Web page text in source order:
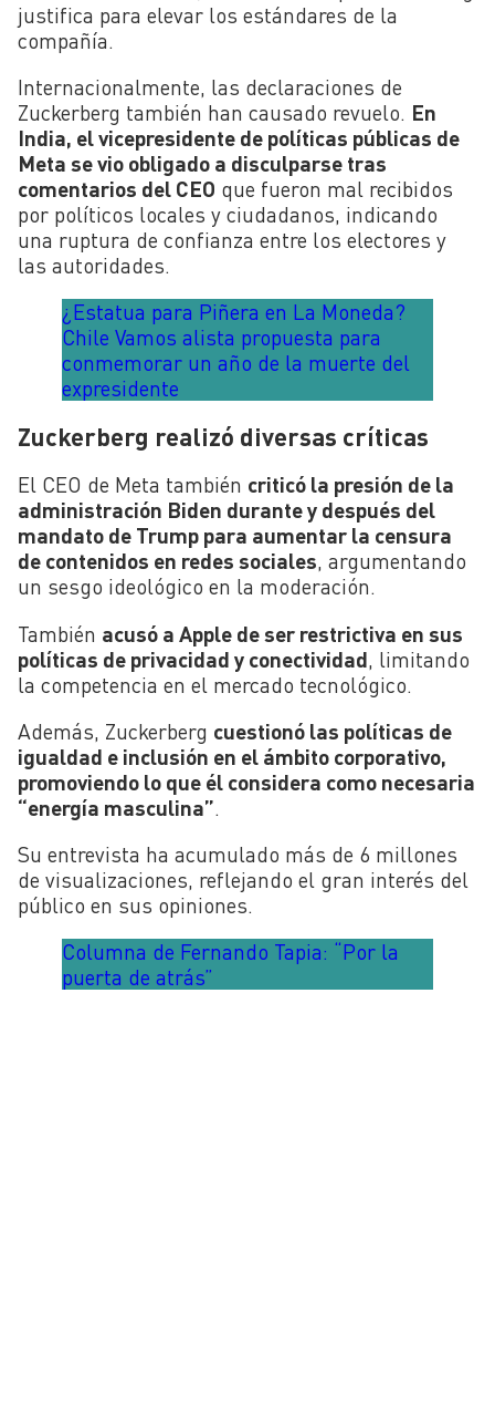
justifica para elevar los estándares de la
compañía.
Internacionalmente, las declaraciones de
Zuckerberg también han causado revuelo. En
India, el vicepresidente de políticas públicas de
Meta se vio obligado a disculparse tras
comentarios del CEO que fueron mal recibidos
por políticos locales y ciudadanos, indicando
una ruptura de confianza entre los electores y
las autoridades.
¿Estatua para Piñera en La Moneda?
Chile Vamos alista propuesta para
conmemorar un año de la muerte del
expresidente
Zuckerberg realizó diversas críticas
El CEO de Meta también criticó la presión de la
administración Biden durante y después del
mandato de Trump para aumentar la censura
de contenidos en redes sociales, argumentando
un sesgo ideológico en la moderación.
También acusó a Apple de ser restrictiva en sus
políticas de privacidad y conectividad, limitando
la competencia en el mercado tecnológico.
Además, Zuckerberg cuestionó las políticas de
igualdad e inclusión en el ámbito corporativo,
promoviendo lo que él considera como necesaria
“energía masculina”.
Su entrevista ha acumulado más de 6 millones
de visualizaciones, reflejando el gran interés del
público en sus opiniones.
Columna de Fernando Tapia: “Por la
puerta de atrás”